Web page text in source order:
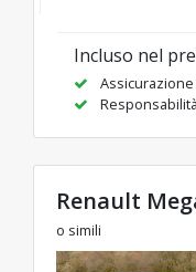
Incluso nel
Renault
o simili